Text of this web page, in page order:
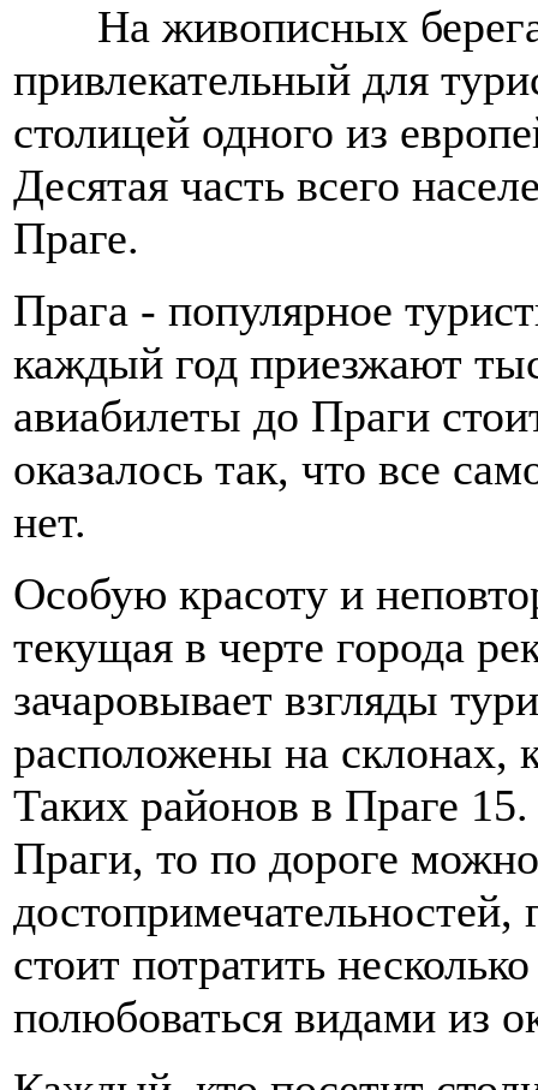
На живописных
привлекательный для
столицей одного из
Десятая часть всего
Праге.
Прага - популярное
каждый год приезжают
авиабилеты до Праги
оказалось так, что все
нет.
Особую красоту и
текущая в черте города
зачаровывает взгляды
расположены на склонах,
Таких районов в Праге
Праги, то по дороге
стоит потратить
полюбоваться видами из